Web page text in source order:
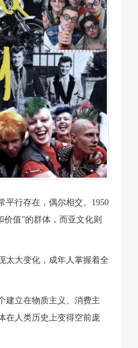
平行存在，偶尔相交。1950
值”的群体，而亚文化则
太大变化，成年人掌握着全
建立在物质主义、消费主
在人类历史上变得空前庞